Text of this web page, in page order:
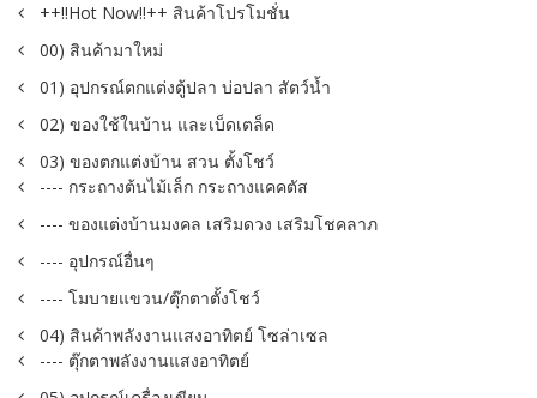
++!!Hot Now!!++ สินค้าโปรโมชั่น
00) สินค้ามาใหม่
01) อุปกรณ์ตกแต่งตู้ปลา บ่อปลา สัตว์น้ำ
02) ของใช้ในบ้าน และเบ็ดเตล็ด
03) ของตกแต่งบ้าน สวน ตั้งโชว์
---- กระถางต้นไม้เล็ก กระถางแคคตัส
---- ของแต่งบ้านมงคล เสริมดวง เสริมโชคลาภ
---- อุปกรณ์อื่นๆ
---- โมบายแขวน/ตุ๊กตาตั้งโชว์
04) สินค้าพลังงานแสงอาทิตย์ โซล่าเซล
---- ตุ๊กตาพลังงานแสงอาทิตย์